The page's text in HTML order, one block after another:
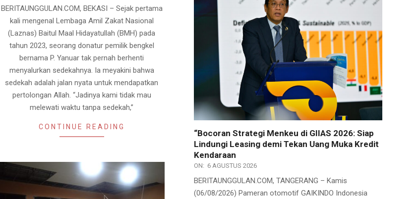
20
BERITAUNGGULAN.COM, BEKASI – Sejak pertama
kali mengenal Lembaga Amil Zakat Nasional
(Laznas) Baitul Maal Hidayatullah (BMH) pada
tahun 2023, seorang donatur pemilik bengkel
bernama P. Yanuar tak pernah berhenti
menyalurkan sedekahnya. Ia meyakini bahwa
sedekah adalah jalan nyata untuk mendapatkan
pertolongan Allah. “Jadinya kami tidak mau
melewati waktu tanpa sedekah,”
CONTINUE READING
“Bocoran Strategi Menkeu di GIIAS 2026: Siap
Lindungi Leasing demi Tekan Uang Muka Kredit
Kendaraan
ON: 6 AGUSTUS 2026
BERITAUNGGULAN.COM, TANGERANG – Kamis
(06/08/2026) Pameran otomotif GAIKINDO Indonesia